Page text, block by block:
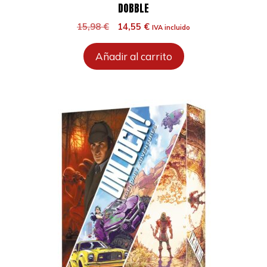
DOBBLE
15,98€
El
original
era:
14,55 €El
actual
es:
IVA incluido
Añadir al carrito